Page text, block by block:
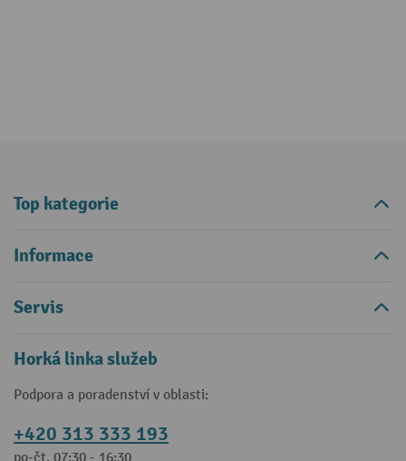
Top kategorie
Informace
Servis
Horká linka služeb
Podpora a poradenství v oblasti:
+420 313 333 193